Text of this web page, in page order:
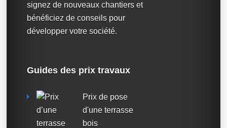
signez de nouveaux chantiers et
bénéficiez de conseils pour
développer votre société.
Guides des prix travaux
Prix de pose
d'une terrasse
bois